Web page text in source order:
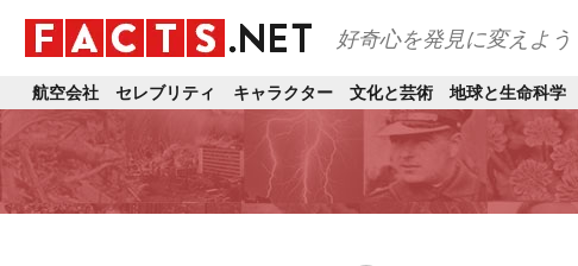
好奇心を発見に変えよう
航空会社 セレブリティ キャラクター 文化と芸術 地球と生命科学